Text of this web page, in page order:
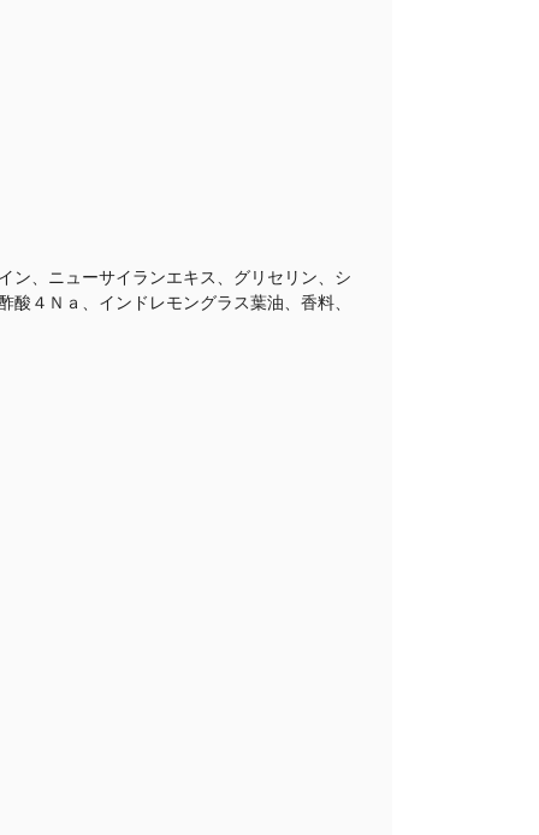
ン、ニューサイランエキス、グリセリン、シ
４Ｎａ、インドレモングラス葉油、香料、